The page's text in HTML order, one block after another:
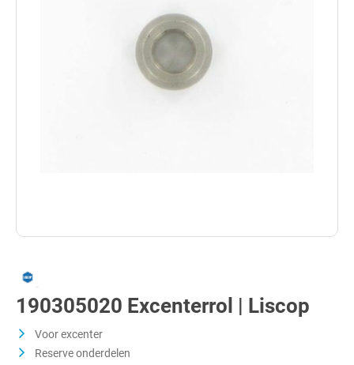
190305020 Excenterrol | Liscop
Voor excenter
Reserve onderdelen